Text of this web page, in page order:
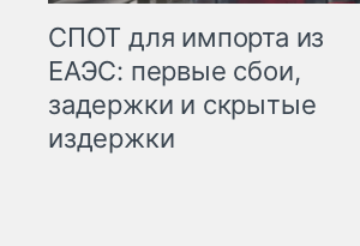
СПОТ для импорта из
ЕАЭС: первые сбои,
задержки и скрытые
издержки